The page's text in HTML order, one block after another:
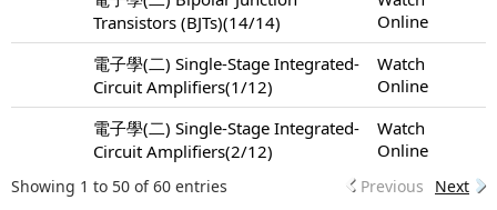
Transistors (BJTs)(14/14)
Online
電子學(二) Single-Stage Integrated-
Circuit Amplifiers(1/12)
Watch
Online
電子學(二) Single-Stage Integrated-
Circuit Amplifiers(2/12)
Watch
Online
Showing 1 to 50 of 60 entries Previous Next